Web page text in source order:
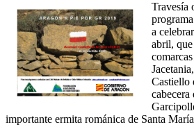
Travesía
a
abril,
Castiello
cabecera
importante ermita románica de Santa